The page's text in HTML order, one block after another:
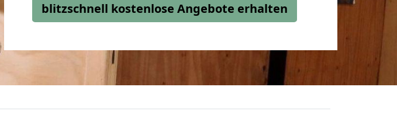
blitzschnell kostenlose Angebote erhalten